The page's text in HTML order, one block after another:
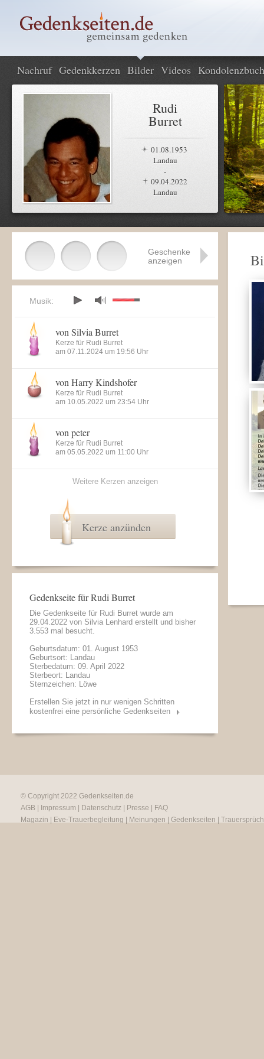
Nachruf Gedenkkerzen Bilder Videos Kondolenzbuch
Rudi
Burret
01.08.1953
Landau
-
09.04.2022
Landau
Geschenke
anzeigen
Musik:
von Silvia Burret
Kerze für Rudi Burret
am 07.11.2024 um 19:56 Uhr
von Harry Kindshofer
Kerze für Rudi Burret
am 10.05.2022 um 23:54 Uhr
von peter
Kerze für Rudi Burret
am 05.05.2022 um 11:00 Uhr
Weitere Kerzen anzeigen
Kerze anzünden
Gedenkseite für Rudi Burret
Die Gedenkseite für Rudi Burret wurde am
29.04.2022 von Silvia Lenhard erstellt und bisher
3.553 mal besucht.
Geburtsdatum: 01. August 1953
Geburtsort: Landau
Sterbedatum: 09. April 2022
Sterbeort: Landau
Sternzeichen: Löwe
Erstellen Sie jetzt in nur wenigen Schritten
kostenfrei eine persönliche Gedenkseiten
© Copyright 2022 Gedenkseiten.de
AGB
Impressum Datenschutz Presse
FAQ
Magazin
Eve-Trauerbegleitung Meinungen Gedenkseiten